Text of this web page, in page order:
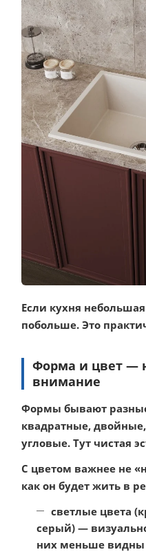
Если кухня
побольше. Это
Форма и цвет —
внимание
Формы бывают
квадратные,
угловые. Тут чистая
С цветом важнее не
как он будет жить в
светлые цвета
серый) —
них меньше видны